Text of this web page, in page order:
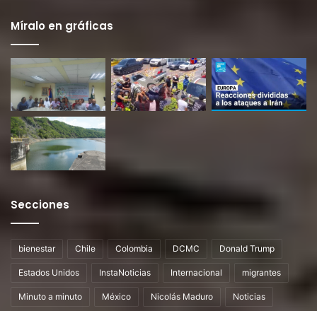
Míralo en gráficas
Secciones
bienestar Chile Colombia DCMC Donald Trump
Estados Unidos InstaNoticias Internacional migrantes
Minuto a minuto México Nicolás Maduro Noticias